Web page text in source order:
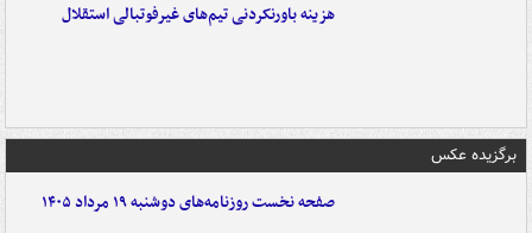
هزینه باورنکردنی تیم‌های غیرفوتبالی استقلال
برگزیده عکس
صفحه نخست روزنامه‌های دوشنبه ۱۹ مرداد ۱۴۰۵